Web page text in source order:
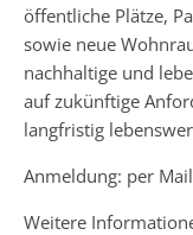
öffentliche Plätze,
sowie neue
nachhaltige und
auf zukünftige
langfristig
Anmeldung: per
Weitere